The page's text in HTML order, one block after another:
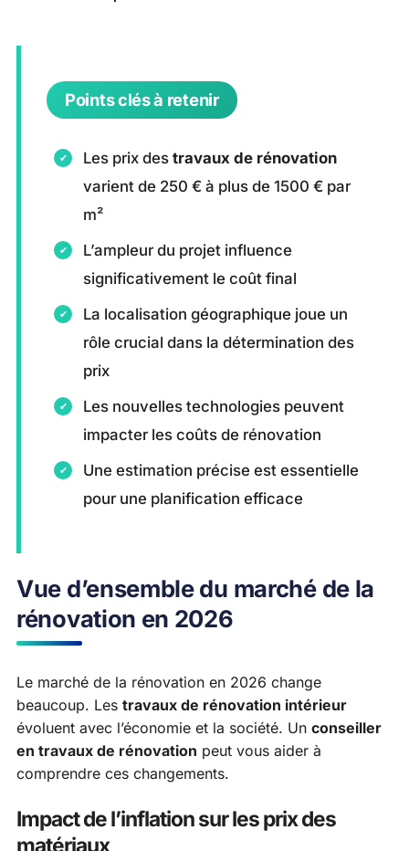
Points clés à retenir
Les prix des travaux de rénovation
varient de 250 € à plus de 1500 € par
m²
L’ampleur du projet influence
significativement le coût final
La localisation géographique joue un
rôle crucial dans la détermination des
prix
Les nouvelles technologies peuvent
impacter les coûts de rénovation
Une estimation précise est essentielle
pour une planification efficace
Vue d’ensemble du marché de la
rénovation en 2026
Le marché de la rénovation en 2026 change
beaucoup. Les travaux de rénovation intérieur
évoluent avec l’économie et la société. Un conseiller
en travaux de rénovation peut vous aider à
comprendre ces changements.
Impact de l’inflation sur les prix des
matériaux